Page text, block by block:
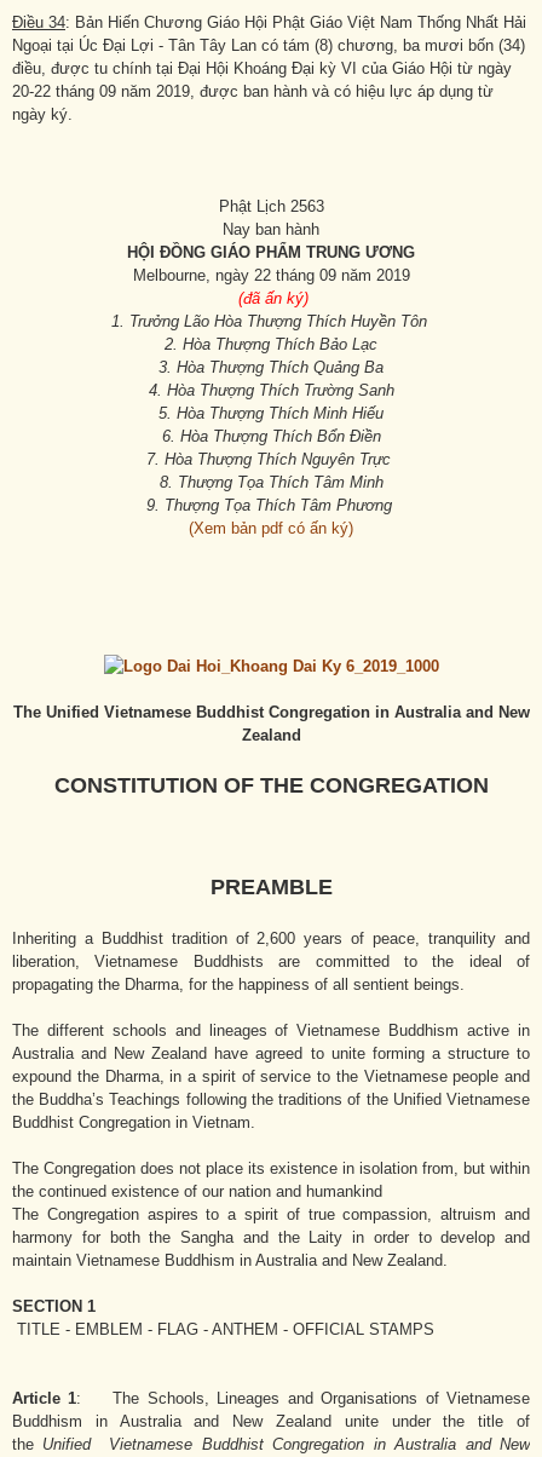
Điều 34: Bản Hiến Chương Giáo Hội Phật Giáo Việt Nam Thống Nhất Hải
Ngoại tại Úc Đại Lợi - Tân Tây Lan có tám (8) chương, ba mươi bốn (34)
điều, được tu chính tại Đại Hội Khoáng Đại kỳ VI của Giáo Hội từ ngày
20-22 tháng 09 năm 2019, được ban hành và có hiệu lực áp dụng từ
ngày ký.
Phật Lịch 2563
Nay ban hành
HỘI ĐỒNG GIÁO PHẨM TRUNG ƯƠNG
Melbourne, ngày 22 tháng 09 năm 2019
(đã ấn ký)
1. Trưởng Lão Hòa Thượng Thích Huyền Tôn
2. Hòa Thượng Thích Bảo Lạc
3. Hòa Thượng Thích Quảng Ba
4. Hòa Thượng Thích Trường Sanh
5. Hòa Thượng Thích Minh Hiếu
6. Hòa Thượng Thích Bổn Điền
7. Hòa Thượng Thích Nguyên Trực
8. Thượng Tọa Thích Tâm Minh
9. Thượng Tọa Thích Tâm Phương
(Xem bản pdf có ấn ký)
The Unified Vietnamese Buddhist Congregation in Australia and New
Zealand
CONSTITUTION OF THE CONGREGATION
PREAMBLE
Inheriting a Buddhist tradition of 2,600 years of peace, tranquility and
liberation, Vietnamese Buddhists are committed to the ideal of
propagating the Dharma, for the happiness of all sentient beings.
The different schools and lineages of Vietnamese Buddhism active in
Australia and New Zealand have agreed to unite forming a structure to
expound the Dharma, in a spirit of service to the Vietnamese people and
the Buddha’s Teachings following the traditions of the Unified Vietnamese
Buddhist Congregation in Vietnam.
The Congregation does not place its existence in isolation from, but within
the continued existence of our nation and humankind
The Congregation aspires to a spirit of true compassion, altruism and
harmony for both the Sangha and the Laity in order to develop and
maintain Vietnamese Buddhism in Australia and New Zealand.
SECTION 1
TITLE - EMBLEM - FLAG - ANTHEM - OFFICIAL STAMPS
Article 1: The Schools, Lineages and Organisations of Vietnamese
Buddhism in Australia and New Zealand unite under the title of
the Unified
Vietnamese Buddhist Congregation in Australia and New